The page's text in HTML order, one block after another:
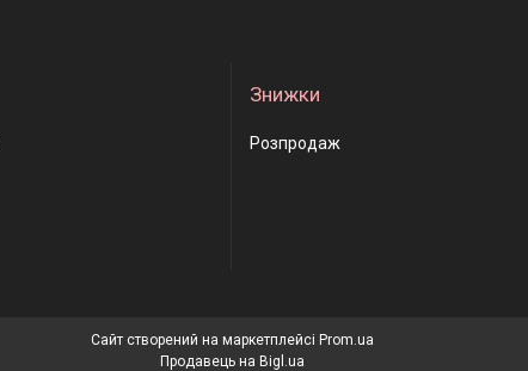
Знижки
Розпродаж
Сайт створений на маркетплейсі Prom.ua
Продавець на Bigl.ua